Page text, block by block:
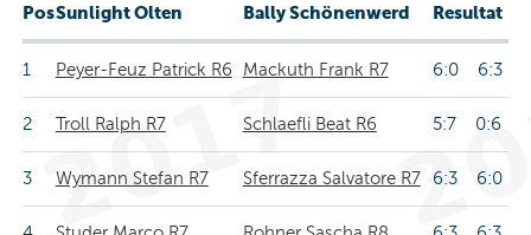
PosSunlight Olten Bally Schönenwerd Resultat
1 Peyer-Feuz Patrick R6 Mackuth Frank R7 6:0 6:3
2 Troll Ralph R7 Schlaefli Beat R6 5:7 0:6
3 Wymann Stefan R7 Sferrazza Salvatore R7 6:3 6:0